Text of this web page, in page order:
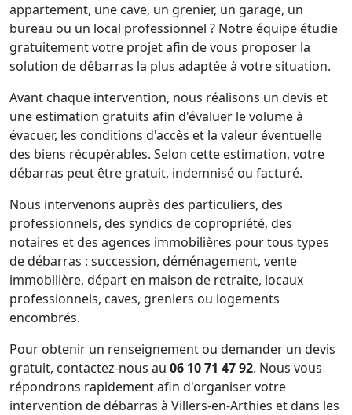
appartement, une cave, un grenier, un garage, un
bureau ou un local professionnel ? Notre équipe étudie
gratuitement votre projet afin de vous proposer la
solution de débarras la plus adaptée à votre situation.
Avant chaque intervention, nous réalisons un devis et
une estimation gratuits afin d'évaluer le volume à
évacuer, les conditions d'accès et la valeur éventuelle
des biens récupérables. Selon cette estimation, votre
débarras peut être gratuit, indemnisé ou facturé.
Nous intervenons auprès des particuliers, des
professionnels, des syndics de copropriété, des
notaires et des agences immobilières pour tous types
de débarras : succession, déménagement, vente
immobilière, départ en maison de retraite, locaux
professionnels, caves, greniers ou logements
encombrés.
Pour obtenir un renseignement ou demander un devis
gratuit, contactez-nous au 06 10 71 47 92. Nous vous
répondrons rapidement afin d'organiser votre
intervention de débarras à Villers-en-Arthies et dans les